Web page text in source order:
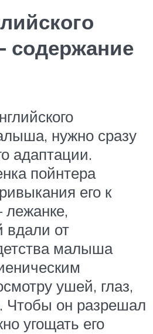
содержание
нужно сразу
адаптации.
пойнтера
его к
лежанке,
вдали от
малыша
ушей, глаз,
Чтобы он разрешал
угощать его